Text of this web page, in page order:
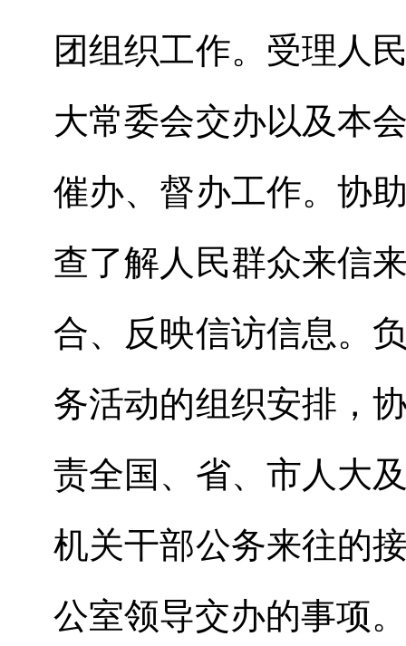
团组织工作。受理人
大常委会交办以及本
催办、督办工作。协
查了解人民群众来信
合、反映信访信息。
务活动的组织安排，
责全国、省、市人大
机关干部公务来往的
公室领导交办的事项。